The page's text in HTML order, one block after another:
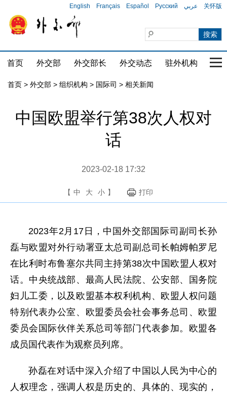
English Français Español Русский عربي 关怀版
首页 外交部 外交部长 外交动态 驻外机构 国
首页 > 外交部 > 组织机构 > 国际司 > 相关新闻
中国欧盟举行第38次人权对
话
2023-02-18 17:32
【 中 大 小 】 打印
2023年2月17日，中国外交部国际司副司长孙
磊与欧盟对外行动署亚太总司副总司长帕姆帕罗尼
在比利时布鲁塞尔共同主持第38次中国欧盟人权对
话。中央统战部、最高人民法院、公安部、国务院
妇儿工委，以及欧盟基本权利机构、欧盟人权问题
特别代表办公室、欧盟委员会社会事务总司、欧盟
委员会国际伙伴关系总司等部门代表参加。欧盟各
成员国代表作为观察员列席。
孙磊在对话中深入介绍了中国以人民为中心的
人权理念，强调人权是历史的、具体的、现实的，